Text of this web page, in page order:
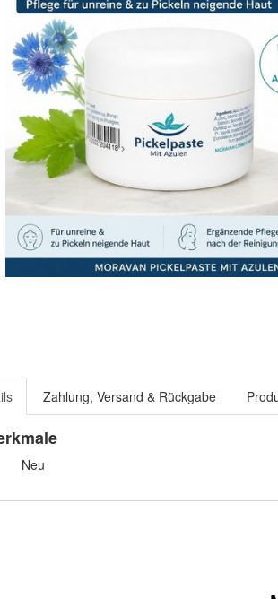
Zahlung, Versand & Rückgabe
Neu